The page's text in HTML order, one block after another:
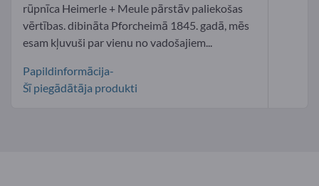
rūpnīca Heimerle + Meule pārstāv paliekošas
vērtības. dibināta Pforcheimā 1845. gadā, mēs
esam kļuvuši par vienu no vadošajiem...
Papildinformācija-
Šī piegādātāja produkti